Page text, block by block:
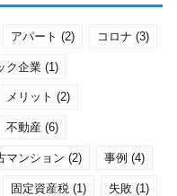
アパート (2) コロナ (3)
ク企業(1)
メリット (2)
不動産(6)
マンション (2) 事例 (4)
固定資産税 (1) 失敗 (1)